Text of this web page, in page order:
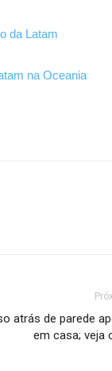
da Latam
na Oceania
atrás de parede
em casa; veja